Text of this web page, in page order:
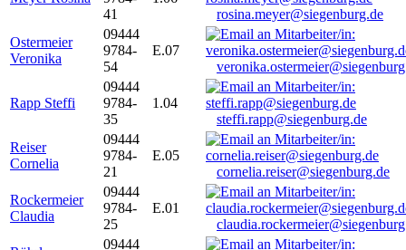
41
rosina.meyer@siegenburg.de
Ostermeier
Veronika
09444
9784-
54
E.07
Rapp Steffi
09444
9784-
35
1.04
steffi.rapp@siegenburg.de
Reiser
Cornelia
09444
9784-
21
E.05
cornelia.reiser@siegenburg.de
Rockermeier
Claudia
09444
9784-
25
E.01
09444